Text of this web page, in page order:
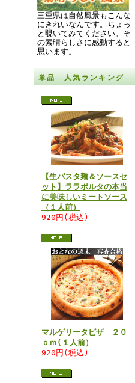
三重県は自然風景もこんな
にきれいなんです。 ちょっ
と覗いてみてください。 そ
の素晴らしさに感動すると
思います。
単品 人気ランキング
【生パスタ麺＆ソースセ
ット】ララポルタの本当
に美味しいミートソース
（１人前）
920円(税込)
マルゲリータピザ ２０
ｃｍ(１人前）
920円(税込)